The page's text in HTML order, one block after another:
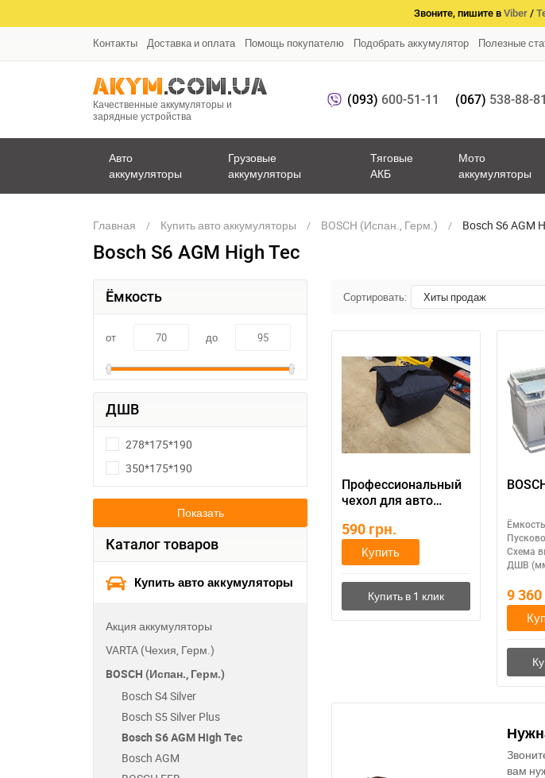
Звоните, пишите в Viber /
Контакты Доставка и оплата Помощь покупателю Подобрать аккумулятор Полезные
Качественные аккумуляторы и
зарядные устройства
(093) 600-51-11 (067) 538-88-81
Авто
аккумуляторы
Грузовые
аккумуляторы
Тяговые
АКБ
Мото
аккумуляторы
Главная Купить авто аккумуляторы BOSCH (Испан., Герм.) Bosch S6 AGM
Bosch S6 AGM High Tec
Ёмкость
от до
ДШВ
278*175*190
350*175*190
Показать
Каталог товаров
Купить авто аккумуляторы
Акция аккумуляторы
VARTA (Чехия, Герм.)
BOSCH (Испан., Герм.)
Bosch S4 Silver
Bosch S5 Silver Plus
Bosch S6 AGM High Tec
Bosch AGM
Сортировать: Хиты продаж
Профессиональный
чехол для авто
590 грн.
Купить Схема
ДШВ
9 360
вам